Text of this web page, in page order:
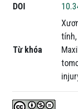
DOI
Từ khóa
tính,